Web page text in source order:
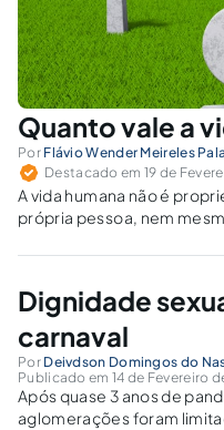
Quanto vale a
Por Flávio Wender Meireles
Destacado em 19 de
A vida humana não é
própria pessoa, nem
Dignidade
carnaval
Por Deivdson Domingos do
Publicado em 14 de Fevereiro
Após quase 3 anos de
aglomerações foram